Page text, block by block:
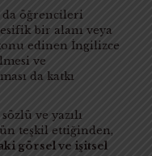
da öğrencileri
bir alanı veya
edinen İngilizce
ve
da katkı
ve yazılı
teşkil ettiğinden,
görsel ve işitsel